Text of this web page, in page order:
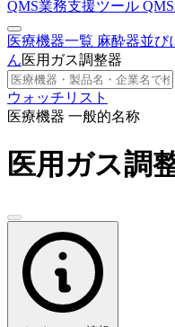
QMS業務支援ツール
医療機器一覧 麻酔器並び
ん医用ガス調整器
ウォッチリスト
医療機器 一般的名称
医用ガス調